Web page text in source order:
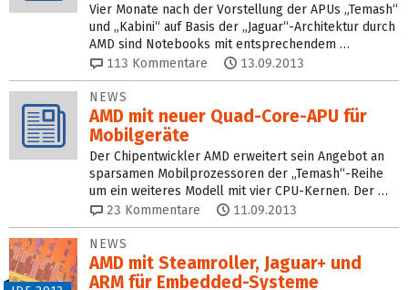
Vier Monate nach der Vorstellung der APUs „Temash“
und „Kabini“ auf Basis der „Jaguar“-Architektur durch
AMD sind Notebooks mit entsprechendem …
113 Kommentare 13.09.2013
NEWS
AMD mit neuer Quad-Core-APU für
Mobilgeräte
Der Chipentwickler AMD erweitert sein Angebot an
sparsamen Mobilprozessoren der „Temash“-Reihe
um ein weiteres Modell mit vier CPU-Kernen. Der …
23 Kommentare 11.09.2013
NEWS
AMD mit Steamroller, Jaguar+ und
ARM für Embedded-Systeme